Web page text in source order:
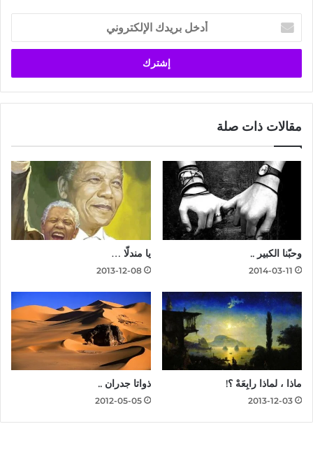
أدخل
بريدك
الإلكتروني
مقالات ذات صلة
وحبّنا الكبير ..
2014-03-11
يا مندلّا …
2013-12-08
ماذا ، لماذا رابِعَهْ ؟!
2013-12-03
ذواتا جدران ..
2012-05-05